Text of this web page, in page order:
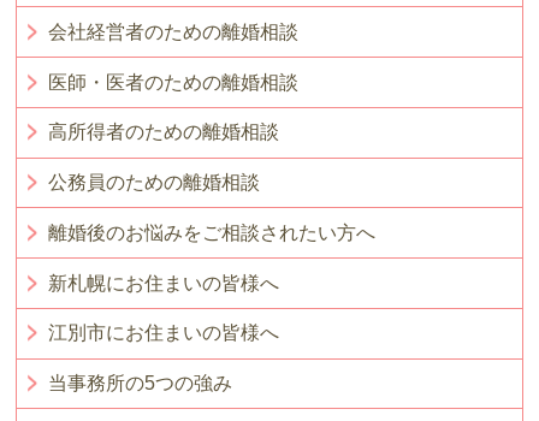
会社経営者のための離婚相談
医師・医者のための離婚相談
高所得者のための離婚相談
公務員のための離婚相談
離婚後のお悩みをご相談されたい方へ
新札幌にお住まいの皆様へ
江別市にお住まいの皆様へ
当事務所の5つの強み